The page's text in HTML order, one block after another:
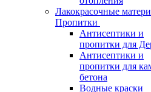
Лакокрасочные
Пропитки
Антисептики и
пропитки для
Антисептики и
пропитки для
бетона
Водные краски